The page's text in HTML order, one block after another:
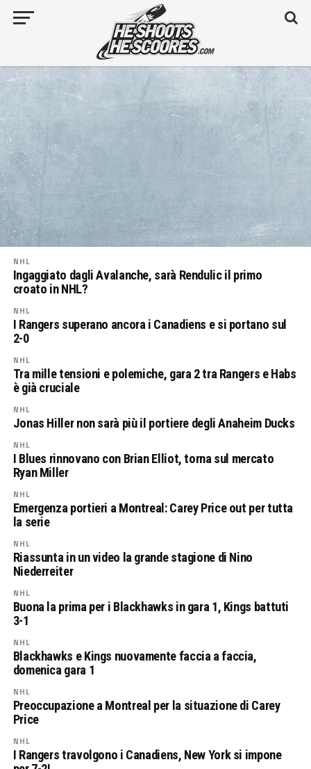
NHL
Ingaggiato dagli Avalanche, sarà Rendulic il primo
croato in NHL?
NHL
I Rangers superano ancora i Canadiens e si portano sul
2-0
NHL
Tra mille tensioni e polemiche, gara 2 tra Rangers e Habs
è già cruciale
NHL
Jonas Hiller non sarà più il portiere degli Anaheim Ducks
NHL
I Blues rinnovano con Brian Elliot, torna sul mercato
Ryan Miller
NHL
Emergenza portieri a Montreal: Carey Price out per tutta
la serie
NHL
Riassunta in un video la grande stagione di Nino
Niederreiter
NHL
Buona la prima per i Blackhawks in gara 1, Kings battuti
3-1
NHL
Blackhawks e Kings nuovamente faccia a faccia,
domenica gara 1
NHL
Preoccupazione a Montreal per la situazione di Carey
Price
NHL
I Rangers travolgono i Canadiens, New York si impone